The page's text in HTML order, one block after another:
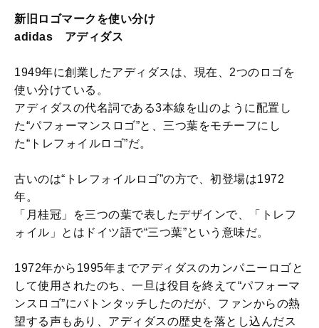
新旧ロゴマークを使い分け
adidas アディダス
1949年に創業したアディダスは、現在、2つのロゴを
使い分けている。
アディダスの代名詞である3本線を山のように配置し
た“パフォーマンスロゴ”と、三つ葉をモチーフにし
た“トレフォイルロゴ”だ。
古いのは“トレフォイルロゴ”の方で、初登場は1972
年。
「月桂冠」を三つの葉で表したデザインで、「トレフ
ォイル」とはドイツ語で“三つ葉”という意味だ。
1972年から1995年までアディダスのカンパニーロゴと
して使用されたのち、一旦は役目を終えて“パフォーマ
ンスロゴ”にバトンタッチしたのだが、ファンからの熱
望する声もあり、アディダスの歴史を落とし込んだス